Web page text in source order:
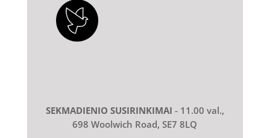
SEKMADIENIO SUSIRINKIMAI - 11.00 val.,
698 Woolwich Road, SE7 8LQ